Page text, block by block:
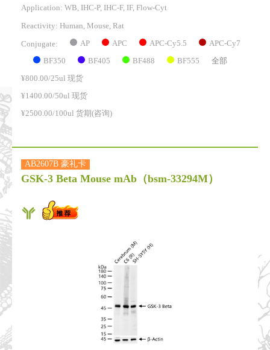
Application: WB, IHC-P, IHC-F, IF, Flow-Cyt
Reactivity: Human, Mouse, Rat
Conjugate: AP APC APC-Cy5.5 APC-Cy7
BF350 BF405 BF488 BF555 全部
¥800.00/25ul 现货
¥1400.00/50ul 现货
¥2500.00/100ul 货期(咨询)
AB2607B 豪礼卡
GSK-3 Beta Mouse mAb （bsm-33294M）